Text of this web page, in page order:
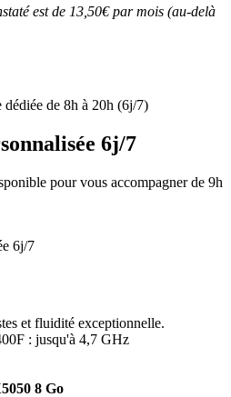
est de 13,50€ par mois (au-delà
dédiée de 8h à 20h (6j/7)
6j/7
pour vous accompagner de 9h
6j/7
et fluidité exceptionnelle.
: jusqu'à 4,7 GHz
8 Go